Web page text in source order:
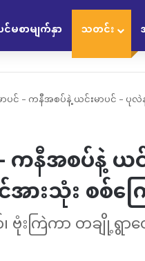
င်မစာမျက်နှာ သတင်း
ပင် – ကနီအစပ်နဲ့ ယင်းမာပင် –
ကနီအစပ်နဲ့
ားသုံး စစ်ကြ
ကြဲကာ တချို့ရွာတွေ